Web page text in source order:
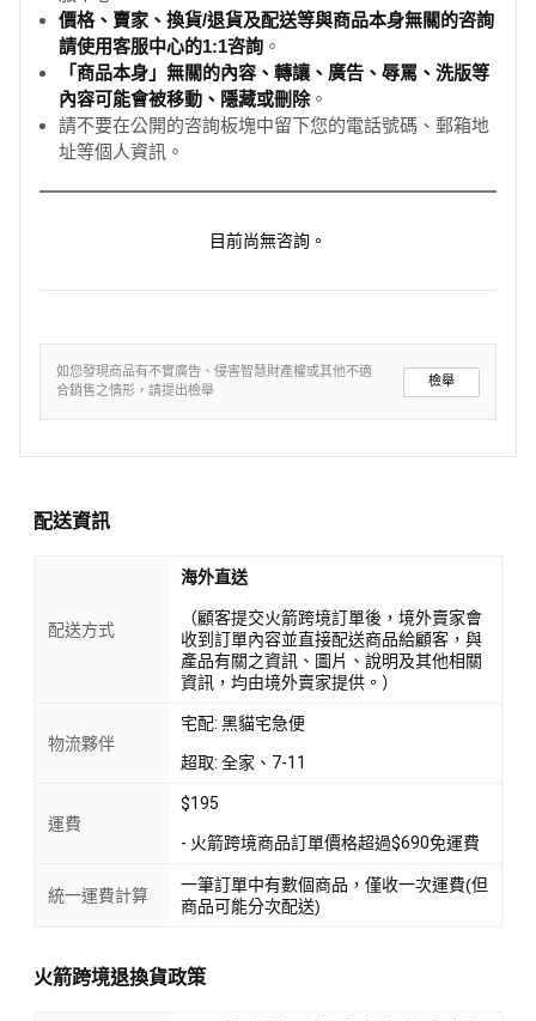
價格、賣家、換貨/退貨及配送等與商品本身無關的咨詢
請使用客服中心的1:1咨詢 。
「商品本身」無關的內容、轉讓、廣告、辱罵、洗版等
內容可能會被移動、隱藏或刪除。
請不要在公開的咨詢板塊中留下您的電話號碼、郵箱地
址等個人資訊。
目前尚無咨詢。
如您發現商品有不實廣告、侵害智慧財產權或其他不適
合銷售之情形，請提出檢舉
檢舉
配送資訊
配送方式
海外直送
（顧客提交火箭跨境訂單後，境外賣家會
收到訂單內容並直接配送商品給顧客，與
產品有關之資訊、圖片、說明及其他相關
資訊，均由境外賣家提供。）
物流夥伴
宅配: 黑貓宅急便
超取: 全家、7-11
運費
$195
- 火箭跨境商品訂單價格超過$690免運費
統一運費計算
一筆訂單中有數個商品，僅收一次運費(但
商品可能分次配送)
火箭跨境退換貨政策